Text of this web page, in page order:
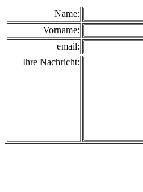
Name:
Vorname:
email:
Ihre Nachricht: